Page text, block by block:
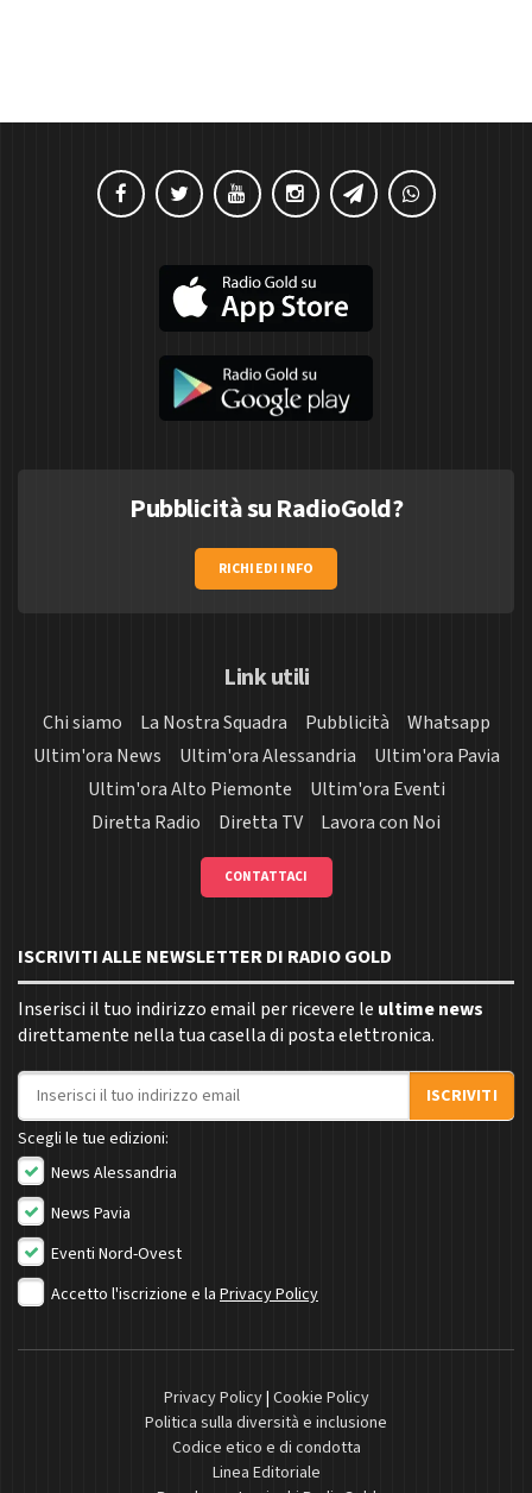
Pubblicità su RadioGold?
RICHIEDI INFO
Link utili
Chi siamo La Nostra Squadra Pubblicità
Whatsapp
Ultim'ora News
Ultim'ora Alessandria
Ultim'ora Pavia
Ultim'ora Alto Piemonte
Ultim'ora Eventi
Diretta Radio
Diretta TV Lavora con Noi
CONTATTACI
ISCRIVITI ALLE NEWSLETTER DI RADIO GOLD
Inserisci il tuo indirizzo email per ricevere le ultime news
direttamente nella tua casella di posta elettronica.
Indirizzo email
ISCRIVITI
Scegli le tue edizioni:
News Alessandria
News Pavia
Eventi Nord-Ovest
Accetto l'iscrizione e la Privacy Policy
Privacy Policy| Cookie Policy
Politica sulla diversità e inclusione
Codice etico e di condotta
Linea Editoriale